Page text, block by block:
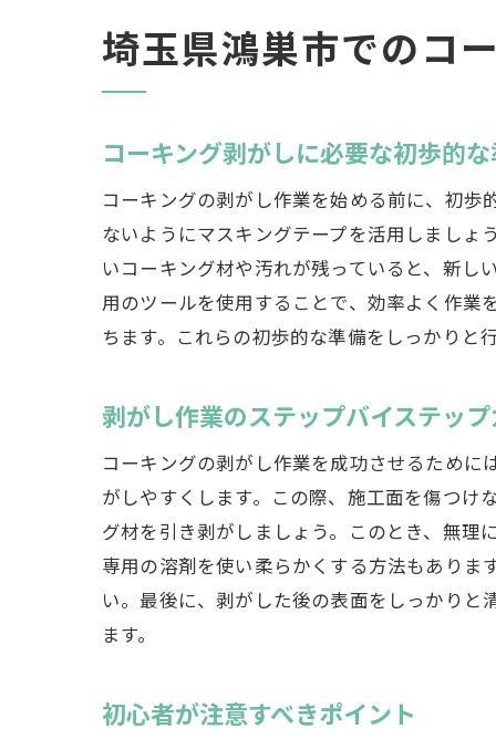
埼玉県鴻巣市でのコ
コーキング剥がしに必要な初歩的
コーキングの剥がし作業を始める前に、初
ないようにマスキングテープを活用しまし
いコーキング材や汚れが残っていると、新
用のツールを使用することで、効率よく作
ちます。これらの初歩的な準備をしっかり
剥がし作業のステップバイステッ
コーキングの剥がし作業を成功させるため
がしやすくします。この際、施工面を傷つ
グ材を引き剥がしましょう。このとき、無
専用の溶剤を使い柔らかくする方法もあり
い。最後に、剥がした後の表面をしっかり
ます。
初心者が注意すべきポイント